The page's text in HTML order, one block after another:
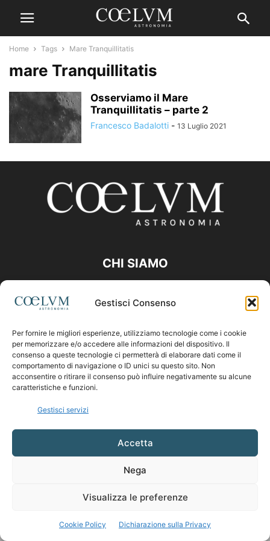
Gestisci Consenso
Per fornire le migliori esperienze, utilizziamo tecnologie come i cookie
per memorizzare e/o accedere alle informazioni del dispositivo. Il
consenso a queste tecnologie ci permetterà di elaborare dati come il
comportamento di navigazione o ID unici su questo sito. Non
acconsentire o ritirare il consenso può influire negativamente su alcune
caratteristiche e funzioni.
Gestisci servizi
Accetta
Nega
Visualizza le preferenze
Cookie Policy Dichiarazione sulla Privacy
Home Tags Mare Tranquillitatis
mare Tranquillitatis
Osserviamo il Mare
Tranquillitatis – parte 2
Francesco Badalotti - 13 Luglio 2021
CHI SIAMO
Contattaci:coelumastro@coelum.com
SEGUICI